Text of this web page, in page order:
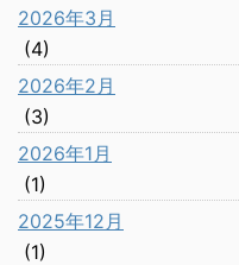
2026年3月
(4)
2026年2月
(3)
2026年1月
(1)
2025年12月
(1)